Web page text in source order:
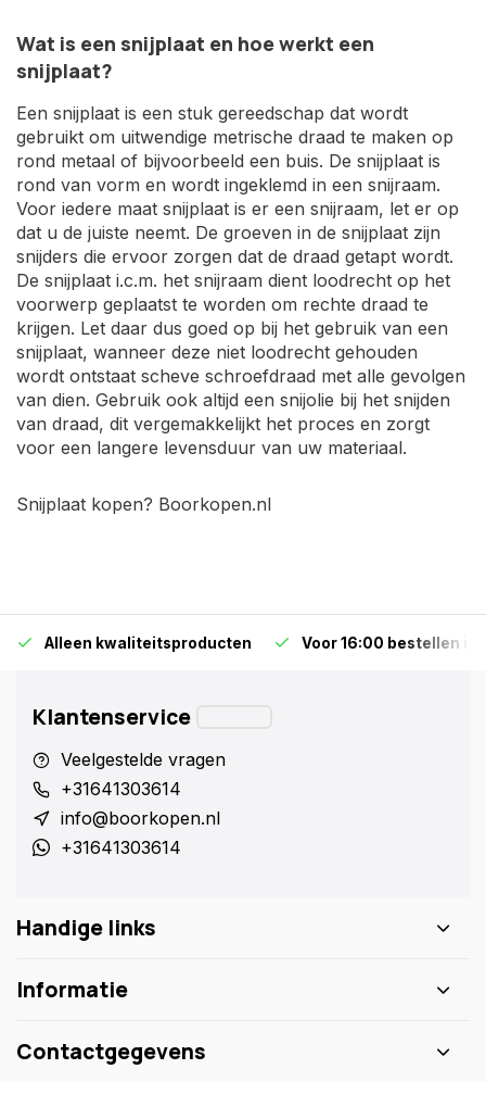
Wat is een snijplaat en hoe werkt een
snijplaat?
Een snijplaat is een stuk gereedschap dat wordt
gebruikt om uitwendige metrische draad te maken op
rond metaal of bijvoorbeeld een buis. De snijplaat is
rond van vorm en wordt ingeklemd in een snijraam.
Voor iedere maat snijplaat is er een snijraam, let er op
dat u de juiste neemt. De groeven in de snijplaat zijn
snijders die ervoor zorgen dat de draad getapt wordt.
De snijplaat i.c.m. het snijraam dient loodrecht op het
voorwerp geplaatst te worden om rechte draad te
krijgen. Let daar dus goed op bij het gebruik van een
snijplaat, wanneer deze niet loodrecht gehouden
wordt ontstaat scheve schroefdraad met alle gevolgen
van dien. Gebruik ook altijd een snijolie bij het snijden
van draad, dit vergemakkelijkt het proces en zorgt
voor een langere levensduur van uw materiaal.
Snijplaat kopen? Boorkopen.nl
Alleen kwaliteitsproducten Voor 16:00 bestellen is
Klantenservice
Veelgestelde vragen
+31641303614
info@boorkopen.nl
+31641303614
Handige links
Informatie
Contactgegevens